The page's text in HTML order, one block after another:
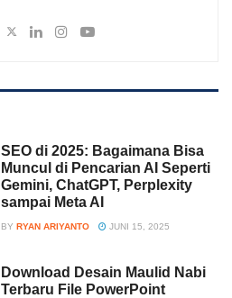
SEO di 2025: Bagaimana Bisa
Muncul di Pencarian AI Seperti
Gemini, ChatGPT, Perplexity
sampai Meta AI
BY RYAN ARIYANTO JUNI 15, 2025
Download Desain Maulid Nabi
Terbaru File PowerPoint